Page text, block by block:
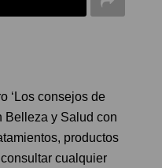
‘Los consejos de
Belleza y Salud con
productos
cualquier